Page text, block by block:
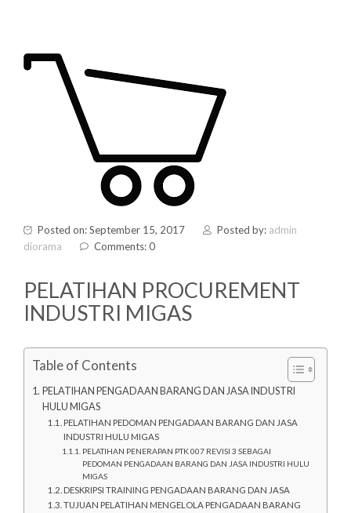
Posted on: September 15, 2017 Posted by: admin
diorama
Comments: 0
PELATIHAN PROCUREMENT
INDUSTRI MIGAS
Table of Contents
PELATIHAN PENGADAAN BARANG DAN JASA INDUSTRI
HULU MIGAS
PELATIHAN PEDOMAN PENGADAAN BARANG DAN JASA
INDUSTRI HULU MIGAS
PELATIHAN PENERAPAN PTK 007 REVISI 3 SEBAGAI
PEDOMAN PENGADAAN BARANG DAN JASA INDUSTRI HULU
MIGAS
DESKRIPSI TRAINING PENGADAAN BARANG DAN JASA
TUJUAN PELATIHAN MENGELOLA PENGADAAN BARANG